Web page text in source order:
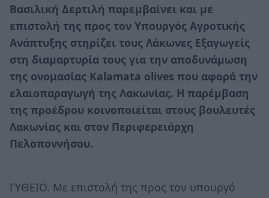
Βασιλική Δερτιλή παρεμβαίνει και με
επιστολή της προς τον Υπουργός Αγροτικής
Ανάπτυξης στηρίζει τους Λάκωνες Εξαγωγείς
στη διαμαρτυρία τους για την αποδυνάμωση
της ονομασίας Kalamata olives που αφορά την
ελαιοπαραγωγή της Λακωνίας. Η παρέμβαση
της προέδρου κοινοποιείται στους βουλευτές
Λακωνίας και στον Περιφερειάρχη
Πελοποννήσου.
ΓΥΘΕΙΟ. Με επιστολή της προς τον υπουργό